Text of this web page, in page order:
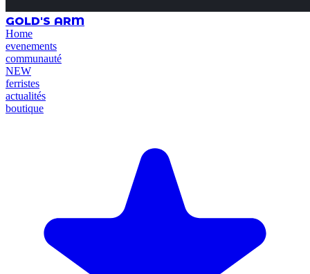
GOLD'S ARM
Home
evenements
communauté
NEW
ferristes
actualités
boutique